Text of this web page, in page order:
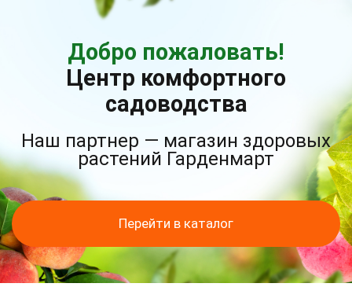
Добро пожаловать!
Центр комфортного
садоводства
Наш партнер — магазин здоровых
растений Гарденмарт
Перейти в каталог